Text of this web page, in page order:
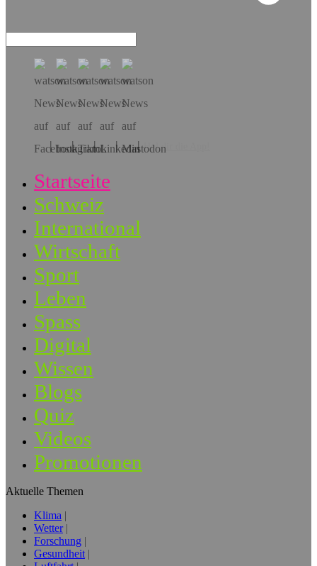
Hol dir die App!
Startseite
Schweiz
International
Wirtschaft
Sport
Leben
Spass
Digital
Wissen
Blogs
Quiz
Videos
Promotionen
Aktuelle Themen
Klima
Wetter
Forschung
Gesundheit